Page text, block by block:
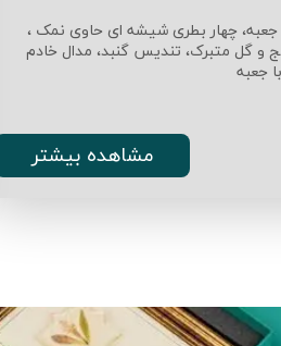
جعبه، چهار بطری شیشه ای حاوی نمک ،
و گل متبرک، تندیس گنبد، مدال خادم
جعبه
مشاهده بیشتر